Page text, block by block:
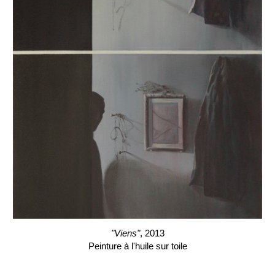
"Viens", 2013
Peinture à l'huile sur toile